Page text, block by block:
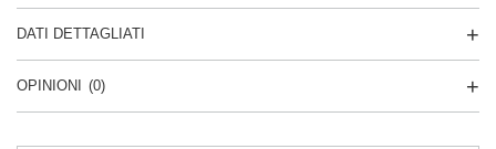
DATI DETTAGLIATI
OPINIONI (0)